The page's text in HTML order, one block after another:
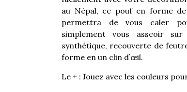
au Népal, ce pouf en forme
permettra de vous caler
simplement vous asseoir
synthétique, recouverte de
forme en un clin d’œil.
Le + : Jouez avec les couleurs